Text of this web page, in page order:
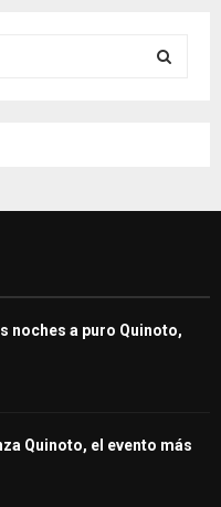
H
noches a puro Quinoto,
Quinoto, el evento más